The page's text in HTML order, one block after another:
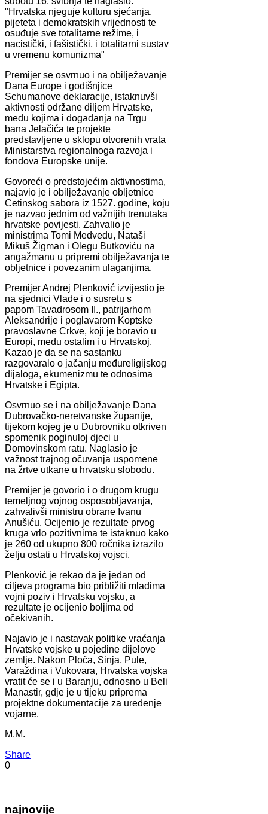
"Hrvatska njeguje kulturu sjećanja,
pijeteta i demokratskih vrijednosti te
osuđuje sve totalitarne režime, i
nacistički, i fašistički, i totalitarni sustav
u vremenu komunizma"
Premijer se osvrnuo i na obilježavanje
Dana Europe i godišnjice
Schumanove deklaracije, istaknuvši
aktivnosti održane diljem Hrvatske,
među kojima i događanja na Trgu
bana Jelačića te projekte
predstavljene u sklopu otvorenih vrata
Ministarstva regionalnoga razvoja i
fondova Europske unije.
Govoreći o predstojećim aktivnostima,
najavio je i obilježavanje obljetnice
Cetinskog sabora iz 1527. godine, koju
je nazvao jednim od važnijih trenutaka
hrvatske povijesti. Zahvalio je
ministrima Tomi Medvedu, Nataši
Mikuš Žigman i Olegu Butkoviću na
angažmanu u pripremi obilježavanja te
obljetnice i povezanim ulaganjima.
Premijer Andrej Plenković izvijestio je
na sjednici Vlade i o susretu s
papom Tavadrosom II., patrijarhom
Aleksandrije i poglavarom Koptske
pravoslavne Crkve, koji je boravio u
Europi, među ostalim i u Hrvatskoj.
Kazao je da se na sastanku
razgovaralo o jačanju međureligijskog
dijaloga, ekumenizmu te odnosima
Hrvatske i Egipta.
Osvrnuo se i na obilježavanje Dana
Dubrovačko-neretvanske županije,
tijekom kojeg je u Dubrovniku otkriven
spomenik poginuloj djeci u
Domovinskom ratu. Naglasio je
važnost trajnog očuvanja uspomene
na žrtve utkane u hrvatsku slobodu.
Premijer je govorio i o drugom krugu
temeljnog vojnog osposobljavanja,
zahvalivši ministru obrane Ivanu
Anušiću. Ocijenio je rezultate prvog
kruga vrlo pozitivnima te istaknuo kako
je 260 od ukupno 800 ročnika izrazilo
želju ostati u Hrvatskoj vojsci.
Plenković je rekao da je jedan od
ciljeva programa bio približiti mladima
vojni poziv i Hrvatsku vojsku, a
rezultate je ocijenio boljima od
očekivanih.
Najavio je i nastavak politike vraćanja
Hrvatske vojske u pojedine dijelove
zemlje. Nakon Ploča, Sinja, Pule,
Varaždina i Vukovara, Hrvatska vojska
vratit će se i u Baranju, odnosno u Beli
Manastir, gdje je u tijeku priprema
projektne dokumentacije za uređenje
vojarne.
M.M.
Share
0
najnovije